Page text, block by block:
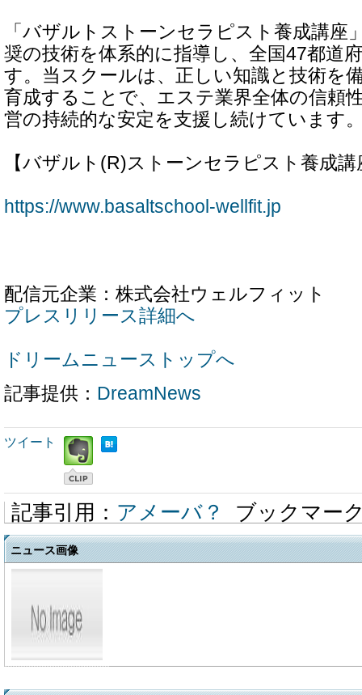
「バザルトストーンセラピスト養成講座
奨の技術を体系的に指導し、全国47都道
す。当スクールは、正しい知識と技術を
育成することで、エステ業界全体の信頼
営の持続的な安定を支援し続けています
【バザルト(R)ストーンセラピスト養成
https://www.basaltschool-wellfit.jp
配信元企業：株式会社ウェルフィット
プレスリリース詳細へ
ドリームニューストップへ
記事提供： DreamNews
ツイート
記事引用： アメーバ？ ブックマー
ニュース画像